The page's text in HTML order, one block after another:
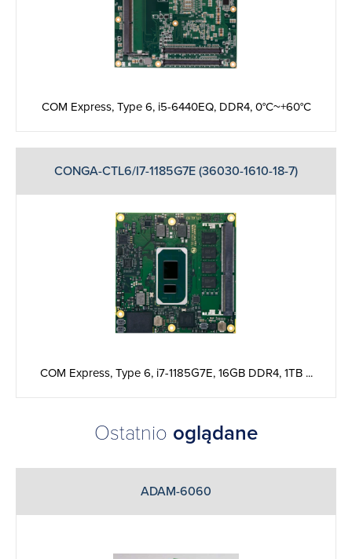
COM Express, Type 6, i5-6440EQ, DDR4, 0°C~+60°C
CONGA-CTL6/I7-1185G7E (36030-1610-18-7)
COM Express, Type 6, i7-1185G7E, 16GB DDR4, 1TB ...
Ostatnio oglądane
ADAM-6060